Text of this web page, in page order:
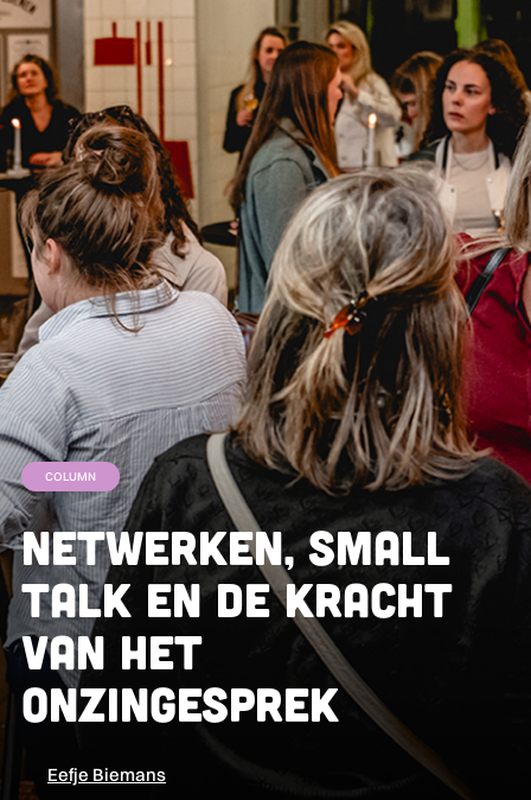
COLUMN
Netwerken, small
talk en de kracht
van het
onzingesprek
Eefje Biemans